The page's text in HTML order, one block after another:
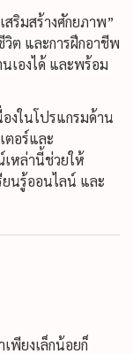
ริมสร้างศักยภาพ”
วิต และการฝึกอาชีพ
เองได้ และพร้อม
งในโปรแกรมด้าน
ตอร์และ
หล่านี้ช่วยให้
นรู้ออนไลน์ และ
เพียงเล็กน้อยก็